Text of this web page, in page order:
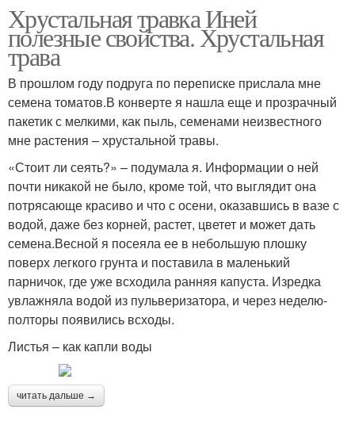
Хрустальная травка Иней
полезные свойства. Хрустальная
трава
В прошлом году подруга по переписке прислала мне
семена томатов.В конверте я нашла еще и прозрачный
пакетик с мелкими, как пыль, семенами неизвестного
мне растения – хрустальной травы.
«Стоит ли сеять?» – подумала я. Информации о ней
почти никакой не было, кроме той, что выглядит она
потрясающе красиво и что с осени, оказавшись в вазе с
водой, даже без корней, растет, цветет и может дать
семена.Весной я посеяла ее в небольшую плошку
поверх легкого грунта и поставила в маленький
парничок, где уже всходила ранняя капуста. Изредка
увлажняла водой из пульверизатора, и через неделю-
полторы появились всходы.
Листья – как капли воды
читать дальше →